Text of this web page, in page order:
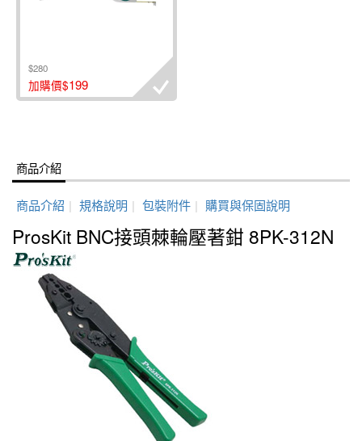
$280
加購價$199
商品介紹
商品介紹 | 規格說明 | 包裝附件 | 購買與保固說明
ProsKit BNC接頭棘輪壓著鉗 8PK-312N